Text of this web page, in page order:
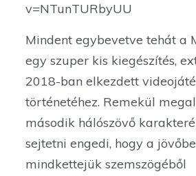
v=NTunTURbyUU
Mindent egybevetve tehát a
egy szuper kis kiegészítés,
2018-ban elkezdett
történetéhez. Remekül
második hálószövő
sejtetni engedi, hogy a
mindkettejük szemszögéből